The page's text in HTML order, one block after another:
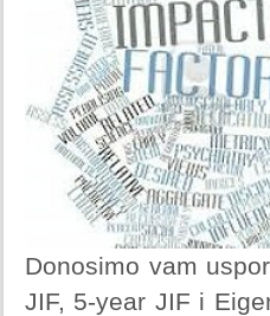
Donosimo vam
JIF, 5-year JIF i